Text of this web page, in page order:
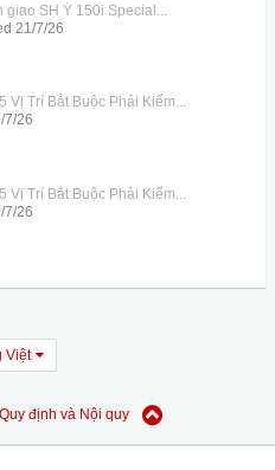
SH Ý 150i Special...
21/7/26
Vị Trí Bắt Buộc Phải Kiểm...
7/26
Vị Trí Bắt Buộc Phải Kiểm...
7/26
Việt
Quy định và Nội quy